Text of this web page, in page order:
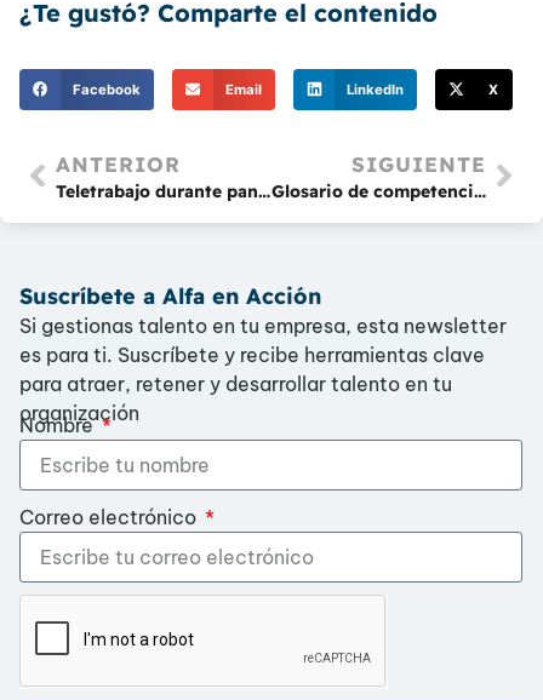
¿Te gustó? Comparte el contenido
Facebook Email LinkedIn X
ANTERIOR
Teletrabajo durante pandemia, crisis económica… ¿Y tú, aún te resistes a implementarlo?
SIGUIENTE
Glosario de competencias laborales
Suscríbete a Alfa en Acción
Si gestionas talento en tu empresa, esta newsletter
es para ti. Suscríbete y recibe herramientas clave
para atraer, retener y desarrollar talento en tu
organización
Nombre
Correo electrónico